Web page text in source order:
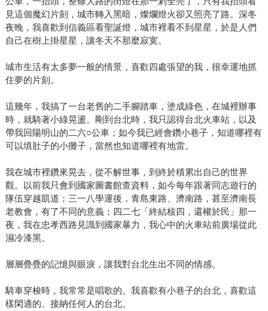
見這個魔幻片刻，城市轉入黑暗，燦爛燈火卻又照亮了路。深冬
夜晚，我喜歡到信義區看聖誕燈，城市裡看不到星星，於是人們
自己在樹上掛星星，讓冬天不那麼寂寞。
城市生活有太多夢一般的情景，喜歡四處張望的我，很幸運地抓
住夢的片刻。
這幾年，我搞了一台老舊的二手腳踏車，塗成綠色，在城裡辦事
時，就騎著小綠晃盪。剛到台北時，我只認得台北火車站，以及
帶我回陽明山的二六○公車；如今我已經會鑽小巷子，知道哪裡有
可以填肚子的小攤子，當然也知道哪裡有地雷。
我在城市裡鑽來晃去，從不解世事，到終於積累出自己的世界
觀。以前我只會到國家圖書館查資料，如今每年跟著同志遊行的
隊伍穿越凱道；三一八學運後，青島東路、濟南路，甚至濟南長
老教會，有了不同的意義；四二七「終結核四，還權於民」那一
夜，我在忠孝西路見識到國家暴力，我心中的火車站前廣場從此
濕冷漆黑。
層層疊疊的記憶與眼淚，讓我對台北生出不同的情感。
騎車穿梭時，我常常是唱歌的。我喜歡有小巷子的台北，喜歡這
樣閑適的、接納任何人的台北。